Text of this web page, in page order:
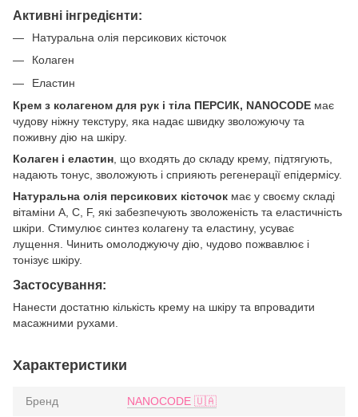
Активні інгредієнти:
Натуральна олія персикових кісточок
Колаген
Еластин
Крем з колагеном для рук і тіла ПЕРСИК, NANOCODE має
чудову ніжну текстуру, яка надає швидку зволожуючу та
поживну дію на шкіру.
Колаген і еластин , що входять до складу крему, підтягують,
надають тонус, зволожують і сприяють регенерації епідермісу.
Натуральна олія персикових кісточок має у своєму складі
вітаміни А, C, F, які забезпечують зволоженість та еластичність
шкіри. Стимулює синтез колагену та еластину, усуває
лущення. Чинить омолоджуючу дію, чудово пожвавлює і
тонізує шкіру.
Застосування:
Нанести достатню кількість крему на шкіру та впровадити
масажними рухами.
Характеристики
Бренд NANOCODE 🇺🇦